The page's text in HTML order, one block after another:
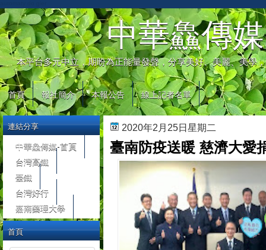
中華鱻傳媒
本平台多元中立，期盼為正能量發聲，分享美好、美麗、美學
首頁 報社簡介 本報公告 線上記者名單
2020年2月25日星期二
臺南防疫送暖 慈濟大愛
連結分享
中華鱻傳媒-首頁
台灣高鐵
臺鐵
台灣好行
嘉南藥理大學
首頁